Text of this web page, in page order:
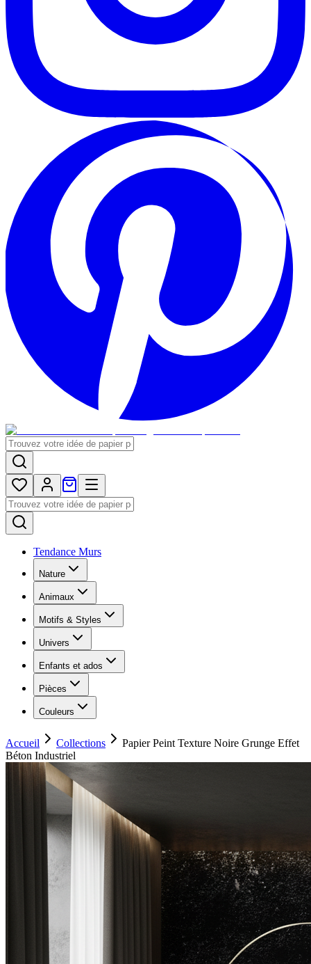
Tendance Murs
Nature
Animaux
Motifs & Styles
Univers
Enfants et ados
Pièces
Couleurs
Accueil Collections
Papier Peint Texture Noire Grunge Effet
Béton Industriel